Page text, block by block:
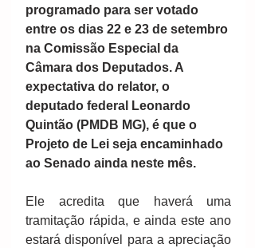
programado para ser votado
entre os dias 22 e 23 de setembro
na Comissão Especial da
Câmara dos Deputados. A
expectativa do relator, o
deputado federal Leonardo
Quintão (PMDB­ MG), é que o
Projeto de Lei seja encaminhado
ao Senado ainda neste mês.
Ele acredita que haverá uma
tramitação rápida, e ainda este ano
estará disponível para a apreciação